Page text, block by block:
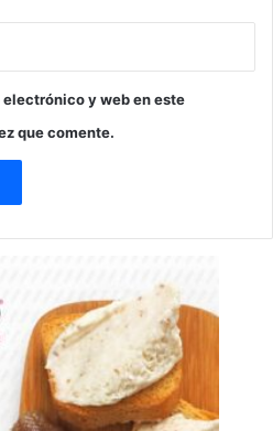
y web en este
que comente.